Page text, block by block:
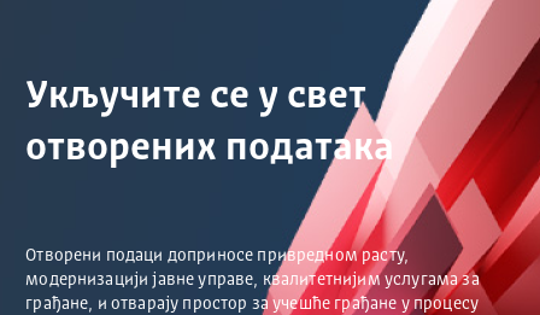
Укључите се у свет
отворених података
Отворени подаци доприносе привредном расту,
модернизацији јавне управе, квалитетнијим услугама за
грађане, и отварају простор за учешће грађане у процесу